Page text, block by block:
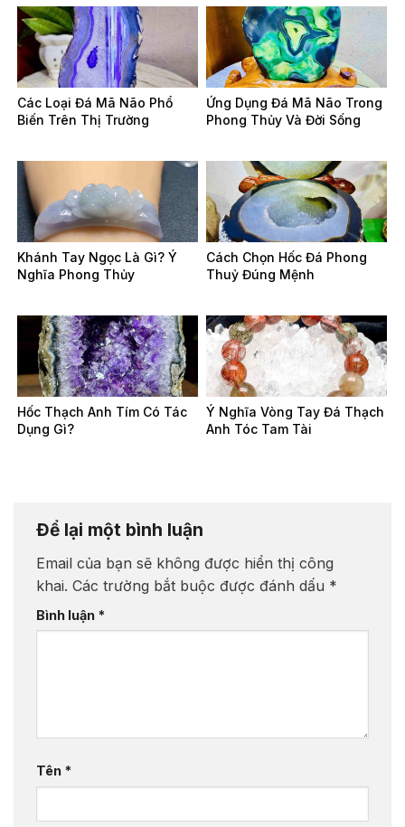
Các Loại Đá Mã Não Phổ
Biến Trên Thị Trường
Ứng Dụng Đá Mã Não Trong
Phong Thủy Và Đời Sống
Khánh Tay Ngọc Là Gì? Ý
Nghĩa Phong Thủy
Cách Chọn Hốc Đá Phong
Thuỷ Đúng Mệnh
Hốc Thạch Anh Tím Có Tác
Dụng Gì?
Ý Nghĩa Vòng Tay Đá Thạch
Anh Tóc Tam Tài
Để lại một bình luận
Email của bạn sẽ không được hiển thị công
khai. Các trường bắt buộc được đánh dấu *
Bình luận *
Tên *